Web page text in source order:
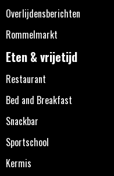
Overlijdensberichten
Rommelmarkt
Eten & vrijetijd
Restaurant
Bed and Breakfast
Snackbar
Sportschool
Kermis